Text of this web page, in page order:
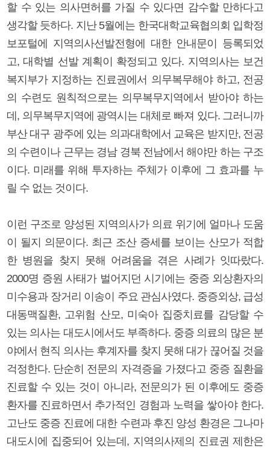
할 수 있는 의사면허를 가질 수 있다면 감수할 만하다고
생각할 듯하다. 지난 5월에는 한국대학교육협의회 입학정
보포털에 지역의사선발전형에 대한 안내문이 등록되었
고, 대학별 선발 계획이 확정되고 있다. 지역의사는 보건
복지부가 지정하는 진료권에서 의무복무해야 하고, 전공
의 수련도 원칙적으로는 의무복무지역에서 받아야 하는
데, 의무복무지역에 광역시는 대체로 빠져 있다. 그러니까
부산 대구 광주에 있는 의과대학에서 교육은 받지만, 전공
의 수련이나 근무는 경남 경북 전남에서 해야만 하는 구조
이다. 미래를 위해 투자하는 주체가 이후에 그 효과를 누
릴 수 없는 것이다.
이런 구조로 양성된 지역의사가 의료 위기에 얼마나 도움
이 될지 의문이다. 최근 조산 증세를 보이는 산모가 적합
한 병원을 찾지 못해 어려움을 겪은 사례가 잇따랐다.
2000명 증원 사태가 벌어지던 시기에는 중증 외상환자의
미수용과 장거리 이송이 주요 관심사였다. 중증외상, 급성
대동맥질환, 고위험 산모, 미숙아 집중치료를 감당할 수
있는 의사는 대도시에서도 부족하다. 중증 의료의 많은 분
야에서 현직 의사는 후계자를 찾지 못해 대가 끊어질 것을
걱정한다. 단순히 전문의 자격증을 가졌다고 중증 질환을
진료할 수 있는 것이 아니라, 전문의가 된 이후에도 중증
환자를 진료하면서 추가적인 경험과 노력을 쌓아야 한다.
고난도 중증 진료에 대한 수련과 후진 양성 환경은 그나마
대도시에 집중되어 있는데, 지역의사제의 진료권 제한은